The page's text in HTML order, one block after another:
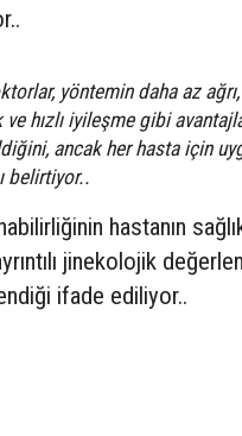
yöntemin daha az
ve hızlı iyileşme gibi
ancak her hasta için
belirtiyor..
hastanın
jinekolojik
ifade ediliyor..